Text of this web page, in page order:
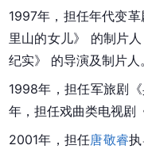
1997年，担任年代变革
里山的女儿》 的制片
纪实》 的导演及制片人
1998年，担任军旅剧《
年，担任戏曲类电视剧
2001年，担任唐敬睿